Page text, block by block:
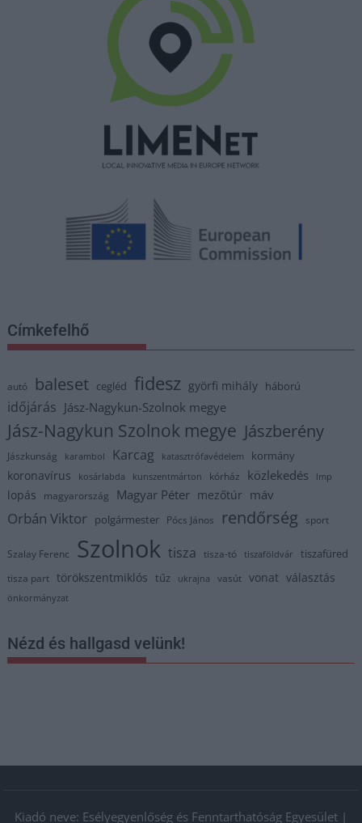
Címkefelhő
autó baleset cegléd fidesz györfi mihály háború
időjárás Jász-Nagykun-Szolnok megye
Jász-Nagykun Szolnok megye Jászberény
Jászkunság karambol Karcag katasztrófavédelem kormány
koronavírus kosárlabda kunszentmárton kórház közlekedés lmp
lopás magyarország Magyar Péter mezőtúr máv
Orbán Viktor polgármester Pócs János rendőrség sport
Szalay Ferenc Szolnok tisza tisza-tó tiszaföldvár tiszafüred
tisza part törökszentmiklós tűz ukrajna vasút vonat választás
önkormányzat
Nézd és hallgasd velünk!
Kiadó neve: Esélyegyenlőség és Fenntarthatóság Egyesület |